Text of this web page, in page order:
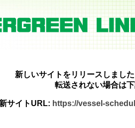
新しいサイトをリリースしまし
転送されない場合は
新サイトURL: https://vessel-